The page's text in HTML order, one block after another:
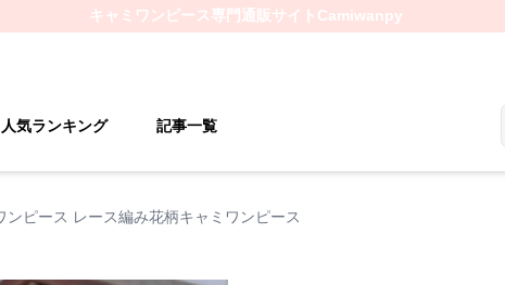
キャミワンピース専門通販サイト Camiwanpy
人気ランキング 記事一覧
ンピース レース編み花柄キャミワンピース